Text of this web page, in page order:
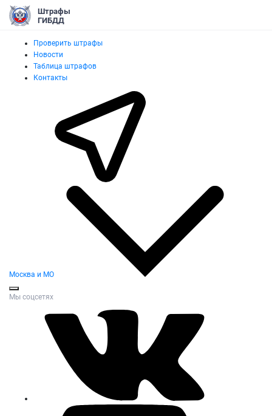
Штрафы
ГИБДД
Проверить штрафы
Новости
Таблица штрафов
Контакты
Москва и МО
Мы соцсетях